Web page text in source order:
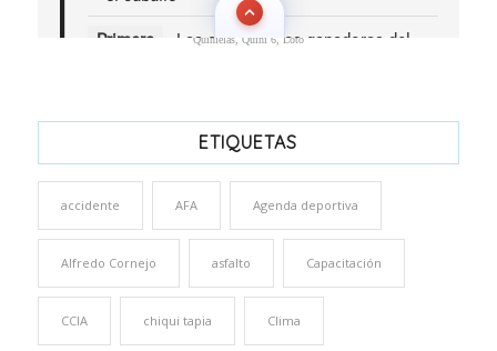
Quinielas, Quini 6, Loto
ETIQUETAS
accidente AFA Agenda deportiva
Alfredo Cornejo asfalto Capacitación
CCIA chiqui tapia Clima